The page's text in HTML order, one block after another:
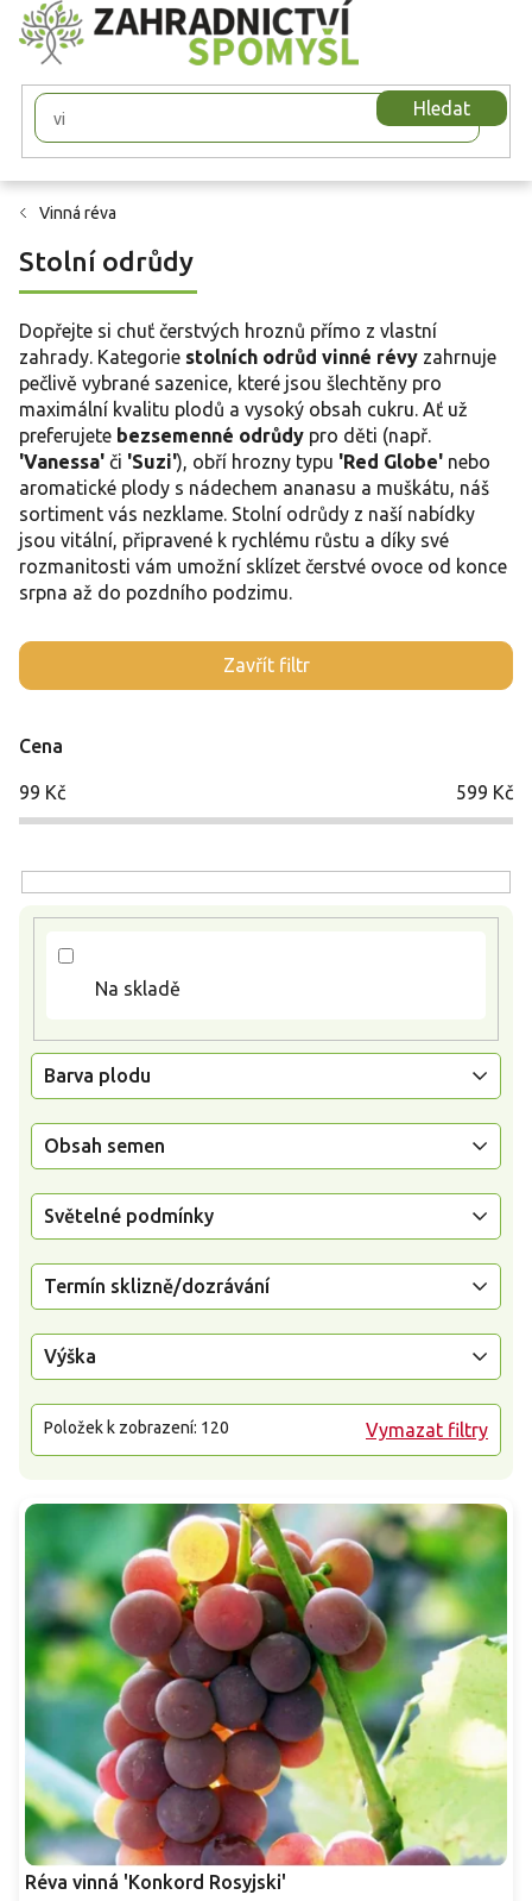
Přejít
na
obsah
Hledat
Vinná réva
Stolní odrůdy
Dopřejte si chuť čerstvých hroznů přímo z vlastní
zahrady. Kategorie stolních odrůd vinné révy zahrnuje
pečlivě vybrané sazenice, které jsou šlechtěny pro
maximální kvalitu plodů a vysoký obsah cukru. Ať už
preferujete bezsemenné odrůdy pro děti (např.
'Vanessa' či 'Suzi'), obří hrozny typu 'Red Globe' nebo
aromatické plody s nádechem ananasu a muškátu, náš
sortiment vás nezklame. Stolní odrůdy z naší nabídky
jsou vitální, připravené k rychlému růstu a díky své
rozmanitosti vám umožní sklízet čerstvé ovoce od konce
srpna až do pozdního podzimu.
Zavřít filtr
Cena
99 Kč 599 Kč
Na skladě
Barva plodu
Obsah semen
Světelné podmínky
Termín sklizně/dozrávání
Výška
Vymazat filtry
Položek k zobrazení: 120
V
ý
s
p
u
Réva vinná 'Konkord Rosyjski'